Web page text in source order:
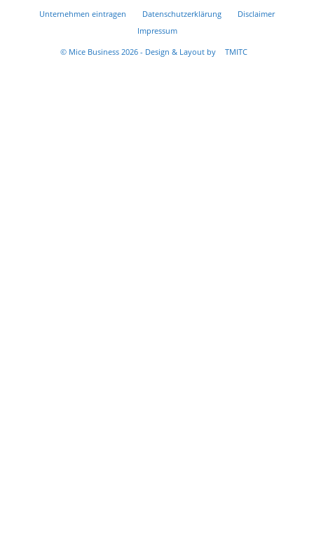
Unternehmen eintragen Datenschutzerklärung
Disclaimer
Impressum
© Mice Business 2026 - Design & Layout by
TMITC